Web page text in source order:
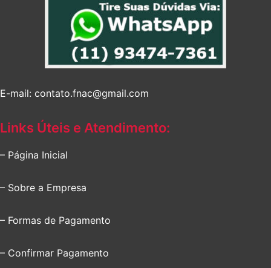
E-mail: contato.fnac@gmail.com
Links Úteis e Atendimento:
– Página Inicial
– Sobre a Empresa
– Formas de Pagamento
– Confirmar Pagamento